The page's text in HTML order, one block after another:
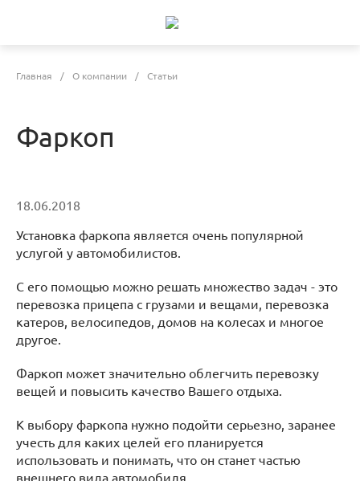
Главная / О компании / Статьи
Фаркоп
18.06.2018
Установка фаркопа является очень популярной
услугой у автомобилистов.
С его помощью можно решать множество задач - это
перевозка прицепа с грузами и вещами, перевозка
катеров, велосипедов, домов на колесах и многое
другое.
Фаркоп может значительно облегчить перевозку
вещей и повысить качество Вашего отдыха.
К выбору фаркопа нужно подойти серьезно, заранее
учесть для каких целей его планируется
использовать и понимать, что он станет частью
внешнего вида автомобиля.